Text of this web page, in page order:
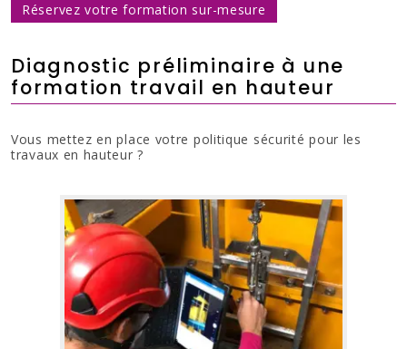
Réservez votre formation sur-mesure
Diagnostic préliminaire à une
formation travail en hauteur
Vous mettez en place votre politique sécurité pour les
travaux en hauteur ?